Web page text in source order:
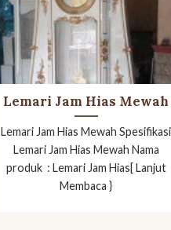
Lemari Jam Hias Mewah
Lemari Jam Hias Mewah Spesifikasi
Lemari Jam Hias Mewah Nama
produk : Lemari Jam Hias[ Lanjut
Membaca }